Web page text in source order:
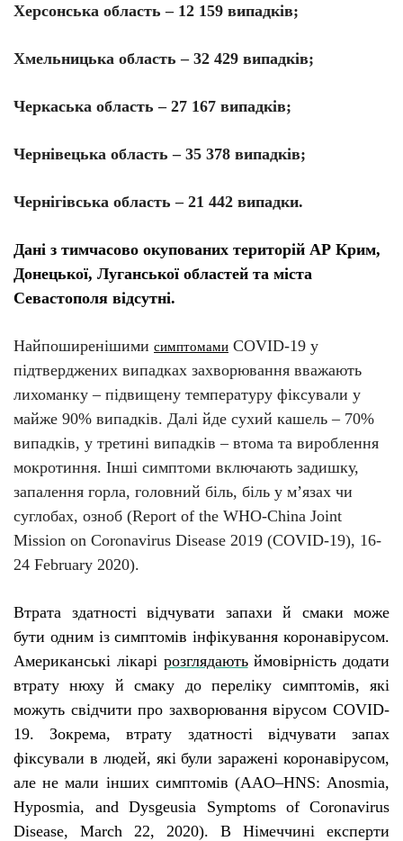
Херсонська область – 12 159 випадків;
Хмельницька область – 32 429 випадків;
Черкаська область – 27 167 випадків;
Чернівецька область – 35 378 випадків;
Чернігівська область – 21 442 випадки.
Дані з тимчасово окупованих територій АР Крим,
Донецької, Луганської областей та міста
Севастополя відсутні.
Найпоширенішими симптомами COVID-19 у
підтверджених випадках захворювання вважають
лихоманку – підвищену температуру фіксували у
майже 90% випадків. Далі йде сухий кашель – 70%
випадків, у третині випадків – втома та вироблення
мокротиння. Інші симптоми включають задишку,
запалення горла, головний біль, біль у м’язах чи
суглобах, озноб (Report of the WHO-China Joint
Mission on Coronavirus Disease 2019 (COVID-19), 16-
24 February 2020).
Втрата здатності відчувати запахи й смаки може
бути одним із симптомів інфікування коронавірусом.
Американські лікарі розглядають ймовірність додати
втрату нюху й смаку до переліку симптомів, які
можуть свідчити про захворювання вірусом COVID-
19. Зокрема, втрату здатності відчувати запах
фіксували в людей, які були заражені коронавірусом,
але не мали інших симптомів (AAO–HNS: Anosmia,
Hyposmia,and Dysgeusia Symptoms of Coronavirus
Disease, March 22, 2020). В Німеччині експерти